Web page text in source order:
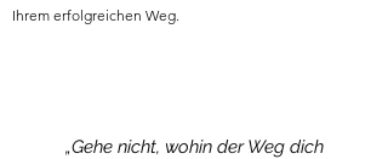
Ihrem erfolgreichen Weg.
„Gehe nicht, wohin der Weg dich